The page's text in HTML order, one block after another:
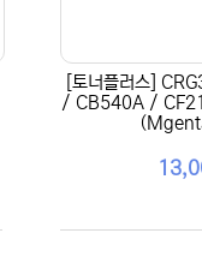
[토너플러스]
/ CB540A /